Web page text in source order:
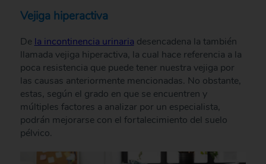
Vejiga hiperactiva
De la incontinencia urinaria desencadena la también
llamada vejiga hiperactiva, la cual hace referencia a la
poca resistencia que puede tener nuestra vejiga por
las causas anteriormente mencionadas. No obstante,
estas, según el grado en que se encuentren y
múltiples factores a analizar por un especialista,
podrán mejorarse con el fortalecimiento del suelo
pélvico.